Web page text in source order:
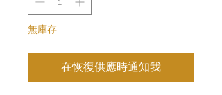
無庫存
在恢復供應時通知我